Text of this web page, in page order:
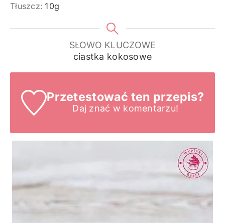
Tłuszcz: 10g
SŁOWO KLUCZOWE
ciastka kokosowe
Przetestować ten przepis?
Daj znać w komentarzu!